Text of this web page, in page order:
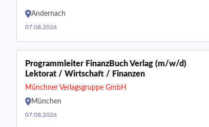
Andernach
07.08.2026
Programmleiter FinanzBuch Verlag (m/w/d)
Lektorat / Wirtschaft / Finanzen
Münchner Verlagsgruppe GmbH
München
07.08.2026